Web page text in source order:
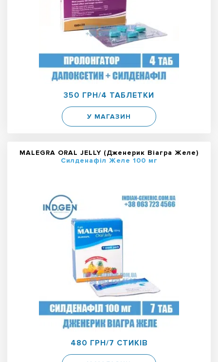
350 ГРН/4 ТАБЛЕТКИ
У МАГАЗИН
MALEGRA ORAL JELLY (Дженерик Віагра Желе)
Силденафіл Желе 100 мг
480 ГРН/7 СТИКІВ